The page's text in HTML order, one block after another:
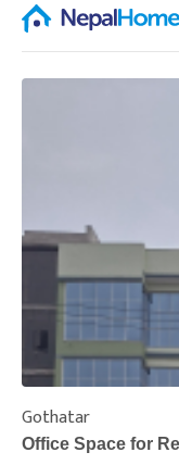
Gothatar
Office Space for